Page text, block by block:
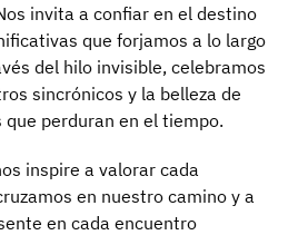
invita a confiar en el destino
que forjamos a lo largo
del hilo invisible, celebramos
sincrónicos y la belleza de
perduran en el tiempo.
inspire a valorar cada
en nuestro camino y a
en cada encuentro